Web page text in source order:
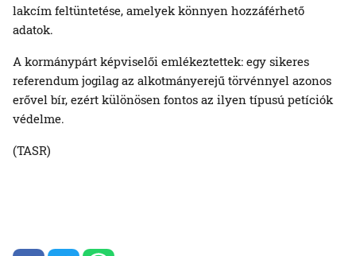
lakcím feltüntetése, amelyek könnyen hozzáférhető
adatok.
A kormánypárt képviselői emlékeztettek: egy sikeres
referendum jogilag az alkotmányerejű törvénnyel azonos
erővel bír, ezért különösen fontos az ilyen típusú petíciók
védelme.
(TASR)